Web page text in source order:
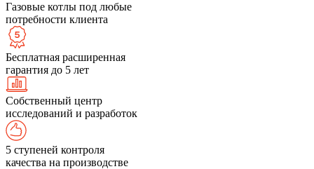
Газовые котлы под любые
потребности клиента
Бесплатная расширенная
гарантия до 5 лет
Собственный центр
исследований и разработок
5 ступеней контроля
качества на производстве